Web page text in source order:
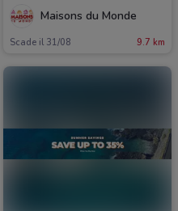
Maisons du Monde
Scade il 31/08 9.7 km